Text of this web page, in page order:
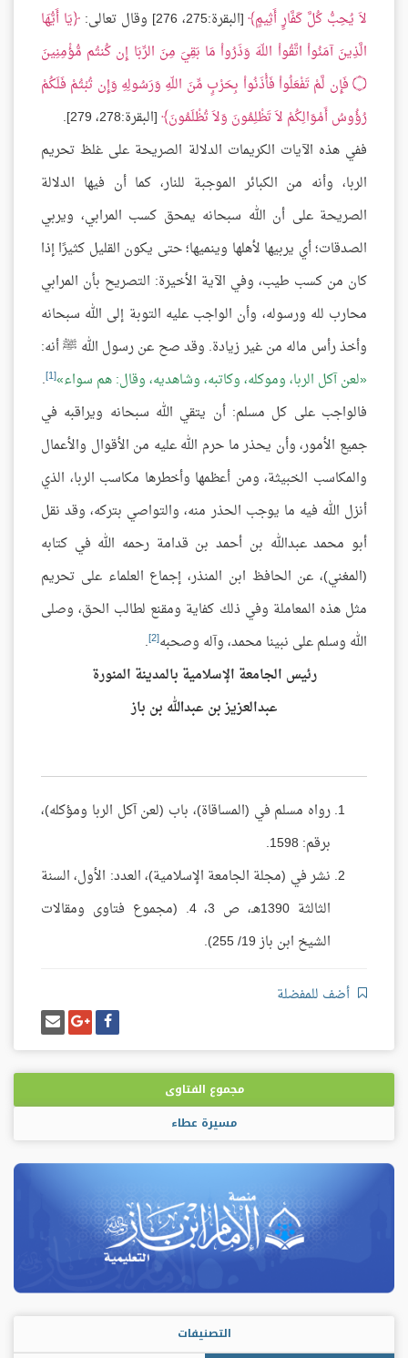
لاَ يُحِبُّ كُلَّ كَفَّارٍ أَثِيمٍ [البقرة:275، 276] وقال تعالى:
يَا أَيُّهَا
الَّذِينَ آمَنُواْ اتَّقُواْ اللّهَ وَذَرُواْ مَا بَقِيَ مِنَ الرِّبَا إِن كُنتُم مُّؤْمِنِينَ
۝فَإِن لَّمْ تَفْعَلُواْ فَأْذَنُواْ بِحَرْبٍ مِّنَ اللّهِ وَرَسُولِهِ وَإِن تُبْتُمْ فَلَكُمْ
رُؤُوسُ أَمْوَالِكُمْ لاَ تَظْلِمُونَ وَلاَ تُظْلَمُونَ [البقرة:278، 279].
ففي هذه الآيات الكريمات الدلالة الصريحة على غلظ تحريم
الربا، وأنه من الكبائر الموجبة للنار، كما أن فيها الدلالة
الصريحة على أن الله سبحانه يمحق كسب المرابي، ويربي
الصدقات؛ أي يربيها لأهلها وينميها؛ حتى يكون القليل كثيرًا إذا
كان من كسب طيب، وفي الآية الأخيرة: التصريح بأن المرابي
محارب لله ورسوله، وأن الواجب عليه التوبة إلى الله سبحانه
وأخذ رأس ماله من غير زيادة. وقد صح عن رسول الله ﷺ أنه:
لعن آكل الربا، وموكله، وكاتبه، وشاهديه، وقال: هم سواء [1]
.
فالواجب على كل مسلم: أن يتقي الله سبحانه ويراقبه في
جميع الأمور، وأن يحذر ما حرم الله عليه من الأقوال والأعمال
والمكاسب الخبيثة، ومن أعظمها وأخطرها مكاسب الربا، الذي
أنزل الله فيه ما يوجب الحذر منه، والتواصي بتركه، وقد نقل
أبو محمد عبدالله بن أحمد بن قدامة رحمه الله في كتابه
(المغني)، عن الحافظ ابن المنذر، إجماع العلماء على تحريم
مثل هذه المعاملة وفي ذلك كفاية ومقنع لطالب الحق، وصلى
الله وسلم على نبينا محمد، وآله وصحبه[2]
.
رئيس الجامعة الإسلامية بالمدينة المنورة
عبدالعزيز بن عبدالله بن باز
رواه مسلم في (المساقاة)، باب (لعن آكل الربا ومؤكله)،
برقم: 1598.
نشر في (مجلة الجامعة الإسلامية)، العدد: الأول، السنة
الثالثة 1390هـ، ص 3، 4. (مجموع فتاوى ومقالات
الشيخ ابن باز 19/ 255).
أضف للمفضلة
شارك
على
فيسبوك
شارك
على
غوغل
بلس
إرسل
إيميل
مجموع الفتاوى
مسيرة عطاء
التصنيفات